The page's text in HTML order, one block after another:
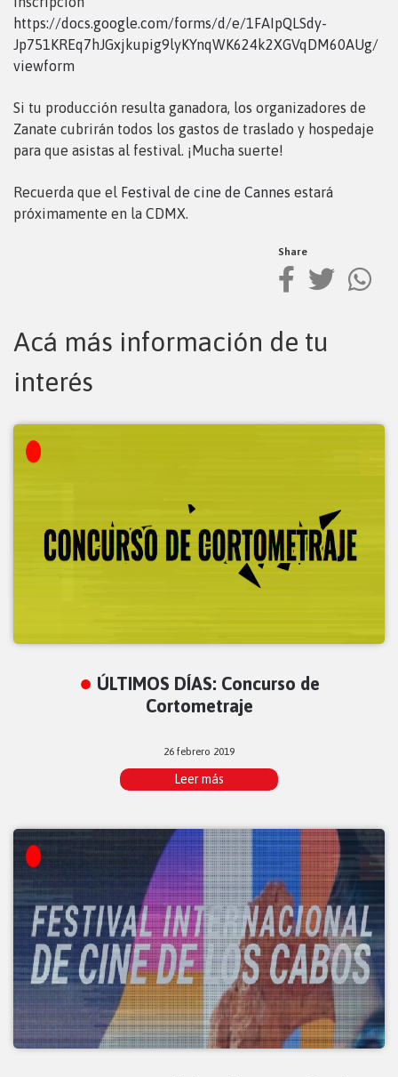
https://docs.google.com/forms/d/e/1FAIpQLSdy-
Jp751KREq7hJGxjkupig9lyKYnqWK624k2XGVqDM60AUg/
viewform
Si tu producción resulta ganadora, los organizadores de
Zanate cubrirán todos los gastos de traslado y hospedaje
para que asistas al festival. ¡Mucha suerte!
Recuerda que el Festival de cine de Cannes estará
próximamente en la CDMX.
Share
Acá más información de tu
interés
ÚLTIMOS DÍAS: Concurso de
Cortometraje
26 febrero 2019
Leer más